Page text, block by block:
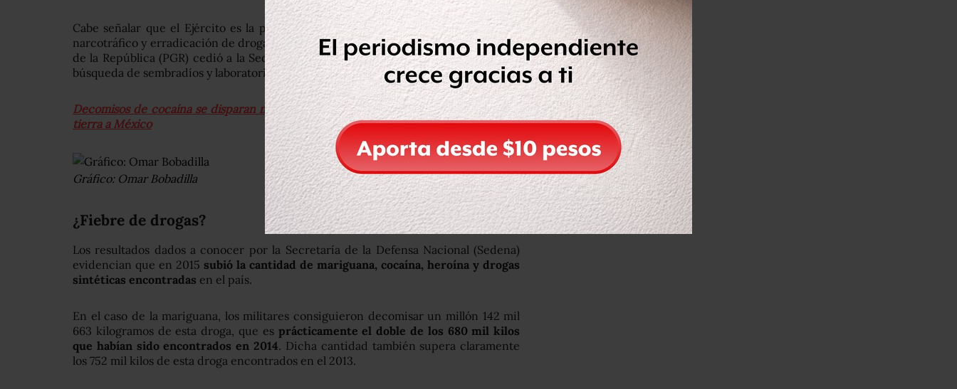
Cabe señalar que el Ejército es la principal fuerza federal destinada al combate al
narcotráfico y erradicación de drogas. En la década pasada, la Procuraduría General
de la República (PGR) cedió a la Sedena gran parte de su flota aérea destinada a la
búsqueda de sembradíos y laboratorios clandestinos.
Decomisos de cocaína se disparan más de 2000% en dos años; llega por aire, mar y
tierra a México
Gráfico: Omar Bobadilla
¿Fiebre de drogas?
Los resultados dados a conocer por la Secretaría de la Defensa Nacional (Sedena)
evidencian que en 2015 subió la cantidad de mariguana, cocaína, heroína y drogas
sintéticas encontradas en el país.
En el caso de la mariguana, los militares consiguieron decomisar un millón 142 mil
663 kilogramos de esta droga, que es prácticamente el doble de los 680 mil kilos
que habían sido encontrados en 2014. Dicha cantidad también supera claramente
los 752 mil kilos de esta droga encontrados en el 2013.